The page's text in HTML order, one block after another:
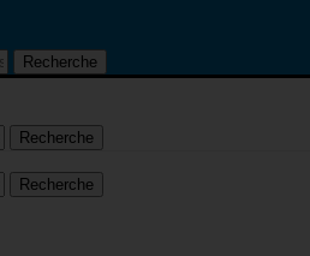
Recherche
Recherche
Recherche